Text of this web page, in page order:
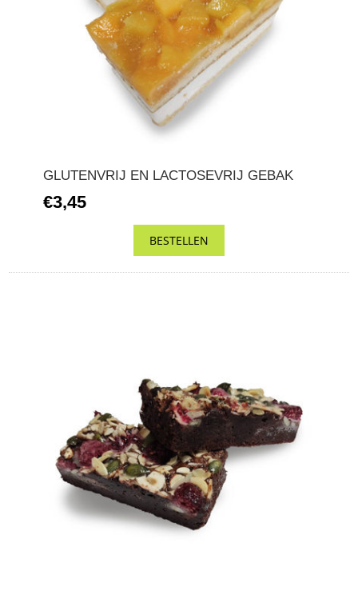
GLUTENVRIJ EN LACTOSEVRIJ GEBAK
€3,45